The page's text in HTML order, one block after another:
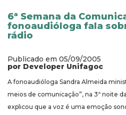
6ª Semana da
fonoaudióloga fala
rádio
Publicado em 05/09/2005
por Developer Unifagoc
A fonoaudióloga Sandra Almeida
meios de comunicação”, na 3ª noite
explicou que a voz é uma emoção